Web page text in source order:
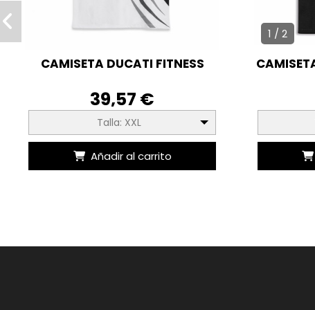
CAMISETA DUCATI FITNESS
39,57 €
Talla: XXL
Añadir al carrito
1 / 2